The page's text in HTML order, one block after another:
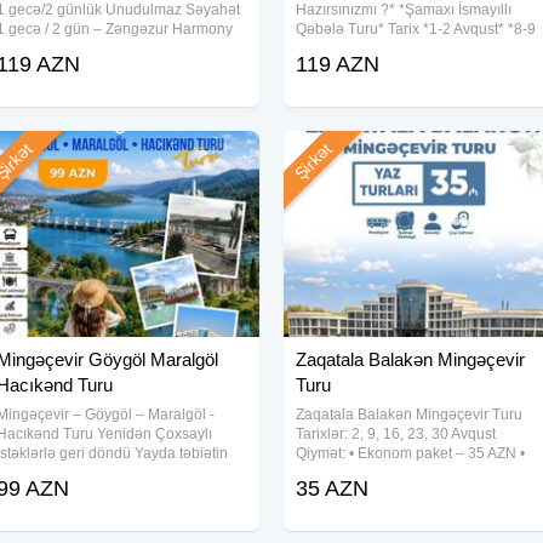
gecə/2 günlük Unudulmaz Səyahət
gecə / 2 gün – Zəngəzur Harmony
qidalanma ilə) TARİXLƏR: 25-26
AZN
Hazırsınızmı ?* *Şamaxı İsmayıllı
Qəbələ Turu* Tarix *1-2 Avqust* *8-9
Avqust* * 29-30 Avqust* Müddət: 1
119 AZN
Mingəçevir Göygöl Maralgöl
Hacıkənd Turu
Mingəçevir – Göygöl – Maralgöl -
Hacıkənd Turu Yenidən Çoxsaylı
geri döndü Yayda təbiətin
Sadəcə 99 AZN – 2
AZN
Zaqatala Balakən Mingəçevir
Turu
Zaqatala Balakən Mingəçevir Turu
Tarixlər: 2, 9, 16, 23, 30 Avqust
Qiymət: • Ekonom paket – 35 AZN •
yeməyi daxil) Qiymətə daxildir: •
Şirkət
35 AZN